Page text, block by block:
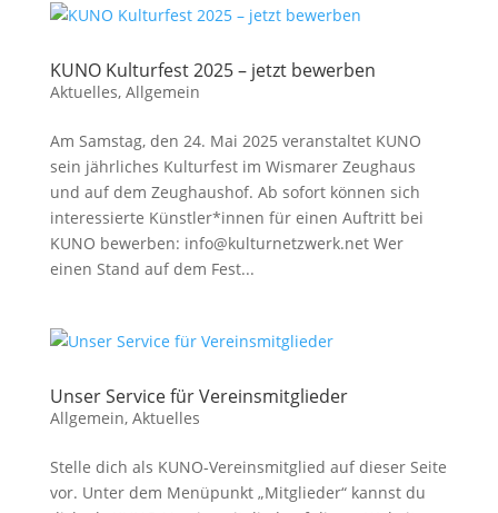
KUNO Kulturfest 2025 – jetzt bewerben
Aktuelles, Allgemein
Am Samstag, den 24. Mai 2025 veranstaltet KUNO
sein jährliches Kulturfest im Wismarer Zeughaus
und auf dem Zeughaushof. Ab sofort können sich
interessierte Künstler*innen für einen Auftritt bei
KUNO bewerben: info@kulturnetzwerk.net Wer
einen Stand auf dem Fest...
Unser Service für Vereinsmitglieder
Allgemein, Aktuelles
Stelle dich als KUNO-Vereinsmitglied auf dieser Seite
vor. Unter dem Menüpunkt „Mitglieder“ kannst du